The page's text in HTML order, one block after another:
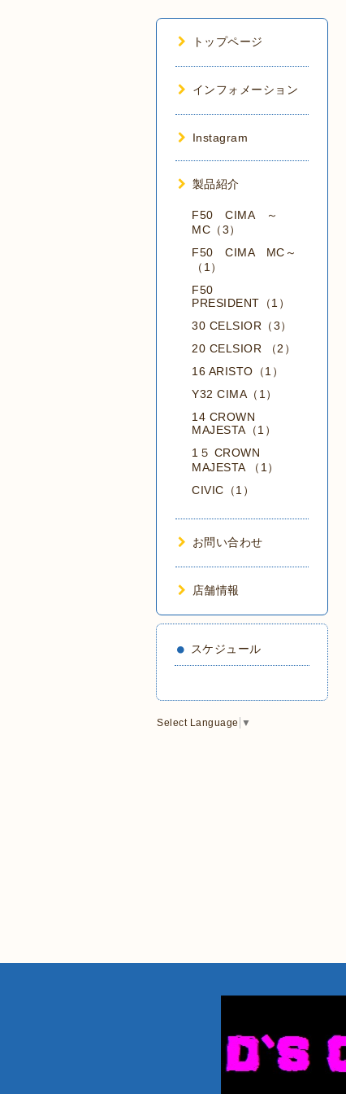
トップページ
インフォメーション
Instagram
製品紹介
F50 CIMA ～
MC（3）
F50 CIMA MC～
（1）
F50
PRESIDENT（1）
30 CELSIOR（3）
20 CELSIOR （2）
16 ARISTO（1）
Y32 CIMA（1）
14 CROWN
MAJESTA（1）
1５ CROWN
MAJESTA （1）
CIVIC（1）
お問い合わせ
店舗情報
スケジュール
Select Language ▼